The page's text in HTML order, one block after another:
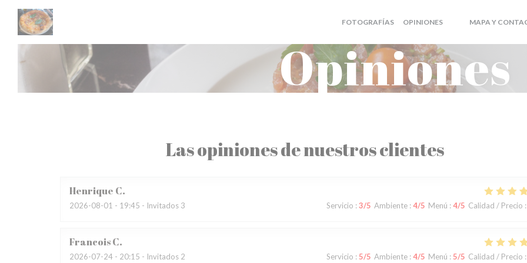
Personalización de sus opciones de cookies
FOTOGRAFÍAS OPINIONES
((ABRE EN UNA
((ABRE EN UNA
MAPA Y
Opiniones
Las opiniones de nuestros clientes
Henrique C
2026-08-01 - 19:45 - Invitados 3 Servicio : 3/5 Ambiente: 4/5 Menú : 4/5 Calidad / Precio :
FrancoisC
2026-07-24 - 20:15 - Invitados 2 Servicio : 5/5 Ambiente: 4/5 Menú : 5/5 Calidad / Precio :